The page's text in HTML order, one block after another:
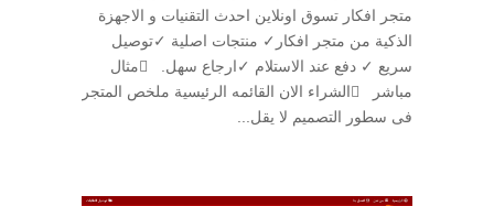
متجر افكار تسوق اونلاين احدث التقنيات و الاجهزة
الذكية من متجر افكار✓ منتجات اصلية ✓توصيل
سريع ✓ دفع عند الاستلام ✓ارجاع سهل. مثال
مباشر الشراء الان القائمه الرئيسية ملخص المتجر
فى سطور التصميم لا يقل...